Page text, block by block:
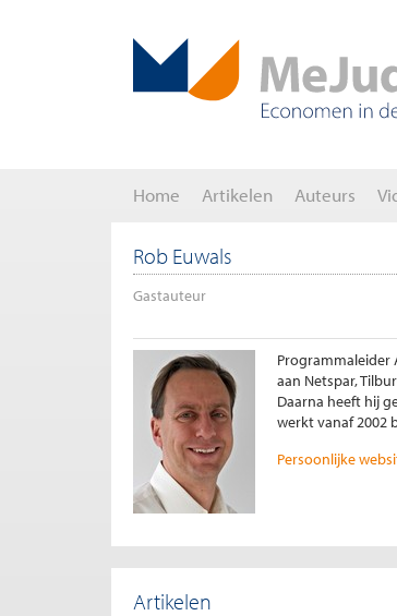
Home Artikelen Auteurs
Rob Euwals
Gastauteur
Programmaleider
aan Netspar,
Daarna heeft hij
werkt vanaf 2002
Persoonlijke
Artikelen